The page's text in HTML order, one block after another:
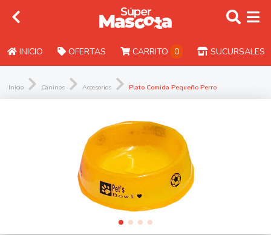
INICIO OFERTAS CARRITO 0 SUCURSALES
Inicio Caninos Accesorios Plato Comida Pequeño Perro